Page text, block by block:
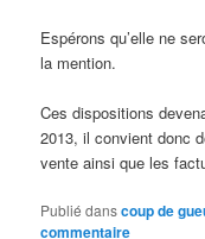
Espérons qu’elle ne
la mention.
Ces dispositions
2013, il convient donc
vente ainsi que les
Publié danscoup de
commentaire